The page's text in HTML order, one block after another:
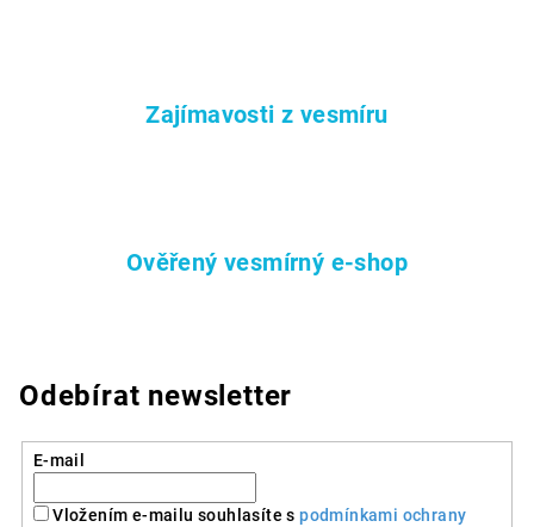
i
Zajímavosti z vesmíru
Ověřený vesmírný e-shop
Odebírat newsletter
E-mail
Vložením e-mailu souhlasíte spodmínkami ochrany